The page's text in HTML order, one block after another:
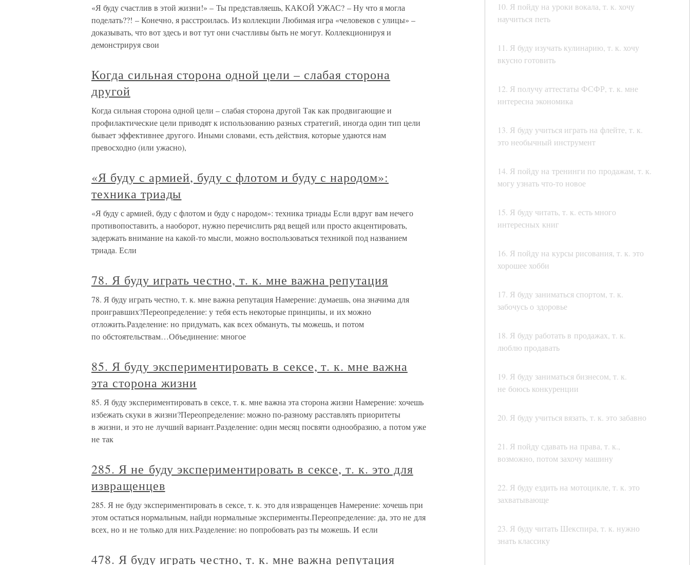
10. Я пойду на уроки вокала, т. к. хочу
научиться петь
11. Я буду изучать кулинарию, т. к. хочу
вкусно готовить
12. Я получу аттестаты ФСФР, т. к. мне
интересна экономика
13. Я буду учиться играть на флейте, т. к.
это необычный инструмент
14. Я пойду на тренинги по продажам, т. к.
могу узнать что-то новое
15. Я буду читать, т. к. есть много
интересных книг
16. Я пойду на курсы рисования, т. к. это
хорошее хобби
17. Я буду заниматься спортом, т. к.
забочусь о здоровье
18. Я буду работать в продажах, т. к.
люблю продавать
19. Я буду заниматься бизнесом, т. к.
не боюсь конкуренции
20. Я буду учиться вязать, т. к. это забавно
21. Я пойду сдавать на права, т. к.,
возможно, потом захочу машину
22. Я буду ездить на мотоцикле, т. к. это
захватывающе
23. Я буду читать Шекспира, т. к. нужно
знать классику
«Я буду счастлив в этой жизни!» – Ты представляешь, КАКОЙ УЖАС? – Ну что я могла
поделать??! – Конечно, я расстроилась. Из коллекции Любимая игра «человеков с улицы» –
доказывать, что вот здесь и вот тут они счастливы быть не могут. Коллекционируя и
демонстрируя свои
Когда сильная сторона одной цели – слабая сторона
другой
Когда сильная сторона одной цели – слабая сторона другой Так как продвигающие и
профилактические цели приводят к использованию разных стратегий, иногда один тип цели
бывает эффективнее другого. Иными словами, есть действия, которые удаются нам
превосходно (или ужасно),
«Я буду с армией, буду с флотом и буду с народом»:
техника триады
«Я буду с армией, буду с флотом и буду с народом»: техника триады Если вдруг вам нечего
противопоставить, а наоборот, нужно перечислить ряд вещей или просто акцентировать,
задержать внимание на какой-то мысли, можно воспользоваться техникой под названием
триада. Если
78. Я буду играть честно, т. к. мне важна репутация
78. Я буду играть честно, т. к. мне важна репутация Намерение: думаешь, она значима для
проигравших?Переопределение: у тебя есть некоторые принципы, и их можно
отложить.Разделение: но придумать, как всех обмануть, ты можешь, и потом
по обстоятельствам…Объединение: многое
85. Я буду экспериментировать в сексе, т. к. мне важна
эта сторона жизни
85. Я буду экспериментировать в сексе, т. к. мне важна эта сторона жизни Намерение: хочешь
избежать скуки в жизни?Переопределение: можно по-разному расставлять приоритеты
в жизни, и это не лучший вариант.Разделение: один месяц посвяти однообразию, а потом уже
не так
285. Я не буду экспериментировать в сексе, т. к. это для
извращенцев
285. Я не буду экспериментировать в сексе, т. к. это для извращенцев Намерение: хочешь при
этом остаться нормальным, найди нормальные эксперименты.Переопределение: да, это не для
всех, но и не только для них.Разделение: но попробовать раз ты можешь. И если
478. Я буду играть честно, т. к. мне важна репутация